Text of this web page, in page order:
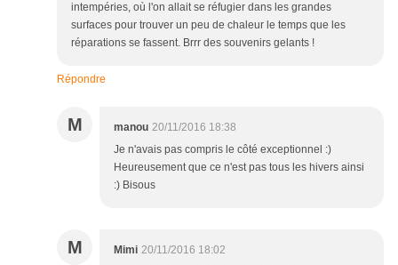
intempéries, où l'on allait se réfugier dans les grandes
surfaces pour trouver un peu de chaleur le temps que les
réparations se fassent. Brrr des souvenirs gelants !
Répondre
M manou 20/11/2016 18:38
Je n'avais pas compris le côté exceptionnel :)
Heureusement que ce n'est pas tous les hivers ainsi
:) Bisous
M Mimi 20/11/2016 18:02